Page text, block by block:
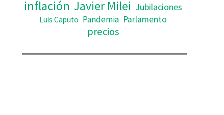
inflación Javier Milei Jubilaciones
Luis Caputo Pandemia Parlamento
precios